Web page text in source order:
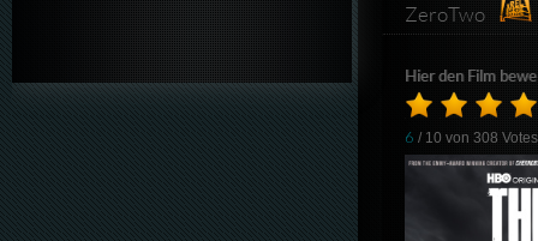
ZeroTwo
Hier den Film
6 / 10 von308 Votes